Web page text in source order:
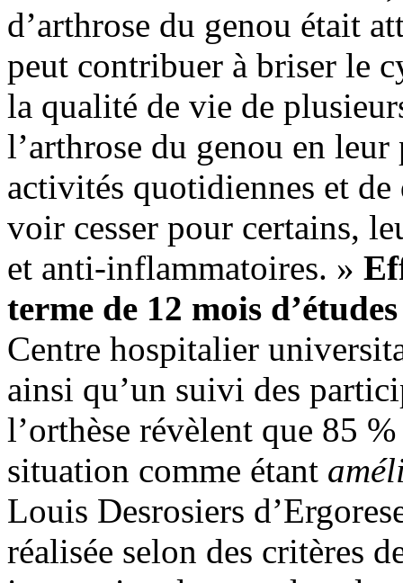
d’arthrose du genou était
peut contribuer à briser le
la qualité de vie de
l’arthrose du genou en
activités quotidiennes et
voir cesser pour certains,
et anti-inflammatoires. »
terme de 12 mois
Centre hospitalier
ainsi qu’un suivi des
l’orthèse révèlent que 85
situation comme étant
Louis Desrosiers
réalisée selon des critères